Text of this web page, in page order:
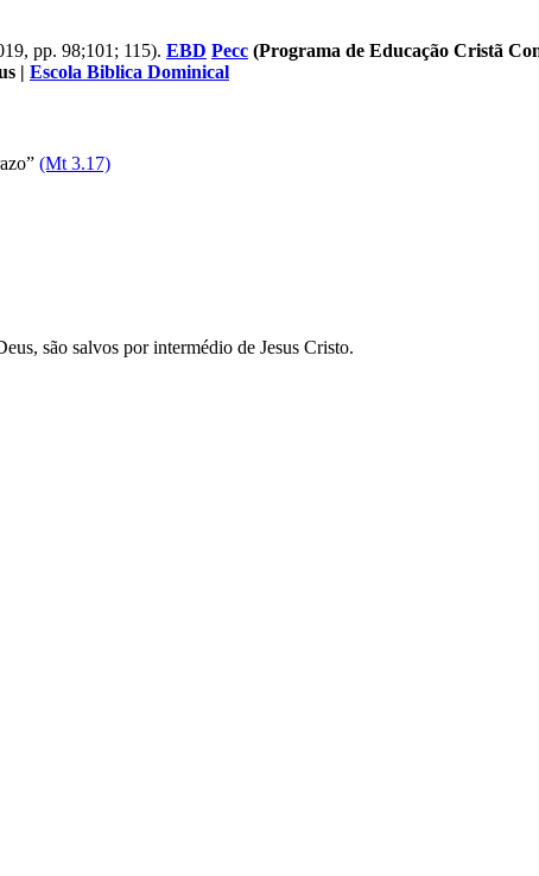
pp. 98;101; 115). EBD Pecc (Programa de Educação Cristã
| Escola Biblica Dominical
(Mt 3.17)
são salvos por intermédio de Jesus Cristo.